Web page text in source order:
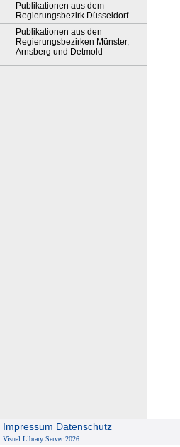
Publikationen aus dem
Regierungsbezirk Düsseldorf
Publikationen aus den
Regierungsbezirken Münster,
Arnsberg und Detmold
Impressum Datenschutz
Visual Library Server 2026